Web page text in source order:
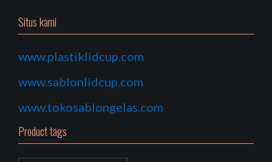
Situs kami
www.plastiklidcup.com
www.sablonlidcup.com
www.tokosablongelas.com
Product tags